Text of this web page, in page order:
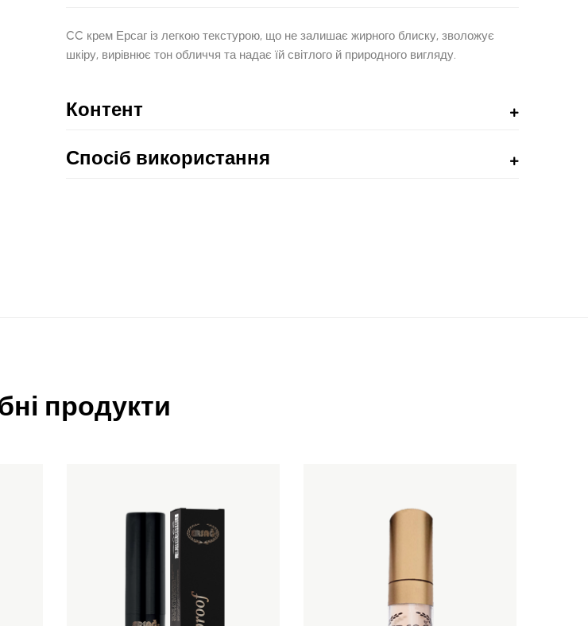
CC крем Ерсаг із легкою текстурою, що не залишає жирного блиску, зволожує
шкіру, вирівнює тон обличчя та надає їй світлого й природного вигляду.
Контент
Спосіб використання
продукти